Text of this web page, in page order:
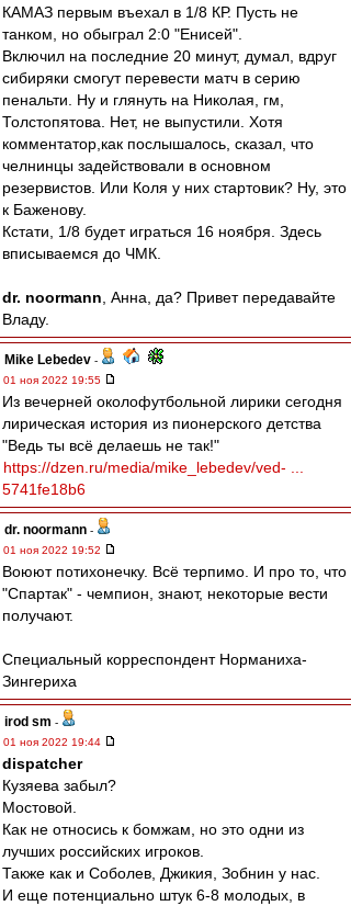
КАМАЗ первым въехал в 1/8 КР. Пусть не
танком, но обыграл 2:0 "Енисей".
Включил на последние 20 минут, думал, вдруг
сибиряки смогут перевести матч в серию
пенальти. Ну и глянуть на Николая, гм,
Толстопятова. Нет, не выпустили. Хотя
комментатор,как послышалось, сказал, что
челнинцы задействовали в основном
резервистов. Или Коля у них стартовик? Ну, это
к Баженову.
Кстати, 1/8 будет играться 16 ноября. Здесь
вписываемся до ЧМК.
dr. noormann , Анна, да? Привет передавайте
Владу.
Mike Lebedev -
01 ноя 2022 19:55
Из вечерней околофутбольной лирики сегодня
лирическая история из пионерского детства
"Ведь ты всё делаешь не так!"
https://dzen.ru/media/mike_lebedev/ved- ...
5741fe18b6
dr. noormann -
01 ноя 2022 19:52
Воюют потихонечку. Всё терпимо. И про то, что
"Спартак" - чемпион, знают, некоторые вести
получают.
Специальный корреспондент Норманиха-
Зингериха
irod sm -
01 ноя 2022 19:44
dispatcher
Кузяева забыл?
Мостовой.
Как не относись к бомжам, но это одни из
лучших российских игроков.
Также как и Соболев, Джикия, Зобнин у нас.
И еще потенциально штук 6-8 молодых, в